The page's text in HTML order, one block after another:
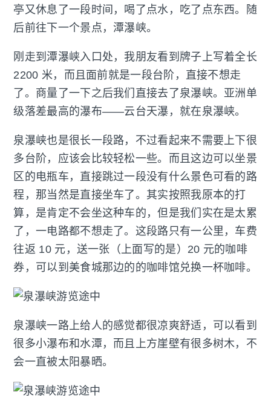
亭又休息了一段时间，喝了点水，吃了点东西。随
后前往下一个景点，潭瀑峡。
刚走到潭瀑峡入口处，我朋友看到牌子上写着全长
2200 米，而且面前就是一段台阶，直接不想走
了。商量了一下之后我们直接去了泉瀑峡。亚洲单
级落差最高的瀑布——云台天瀑，就在泉瀑峡。
泉瀑峡也是很长一段路，不过看起来不需要上下很
多台阶，应该会比较轻松一些。而且这边可以坐景
区的电瓶车，直接跳过一段没有什么景色可看的路
程，那当然是直接坐车了。其实按照我原本的打
算，是肯定不会坐这种车的，但是我们实在是太累
了，一电路都不想走了。这段路只有一公里，车费
往返 10 元，送一张（上面写的是）20 元的咖啡
券，可以到美食城那边的的咖啡馆兑换一杯咖啡。
泉瀑峡一路上给人的感觉都很凉爽舒适，可以看到
很多小瀑布和水潭，而且上方崖壁有很多树木，不
会一直被太阳暴晒。